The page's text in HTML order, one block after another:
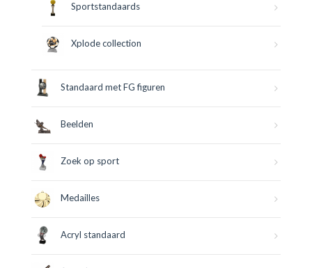
Sportstandaards
Xplode collection
Standaard met FG figuren
Beelden
Zoek op sport
Medailles
Acryl standaard